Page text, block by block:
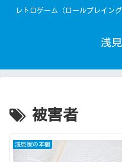
レトロゲーム（ロールプレイン
浅
被害者
浅見家の本棚